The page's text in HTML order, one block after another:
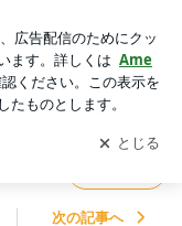
アル
を受け取りまし
開く
次の記事へ